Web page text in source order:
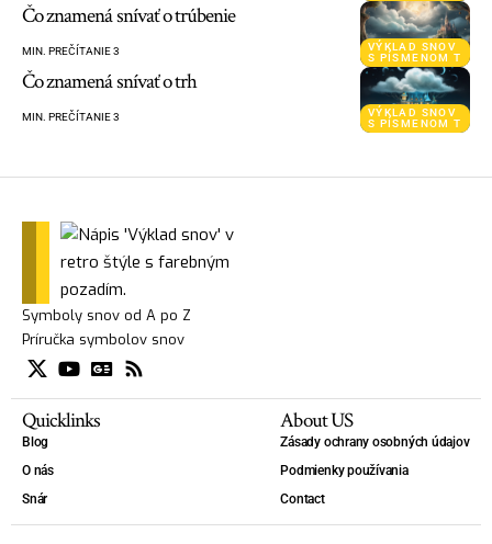
VÝKLAD SNOV
S PÍSMENOM T
Čo znamená snívať o trúbenie
MIN. PREČÍTANIE 3
VÝKLAD SNOV
S PÍSMENOM T
Čo znamená snívať o trh
MIN. PREČÍTANIE 3
Symboly snov od A po Z
Príručka symbolov snov
Quicklinks
Blog
O nás
Snár
About US
Zásady ochrany osobných údajov
Podmienky používania
Contact